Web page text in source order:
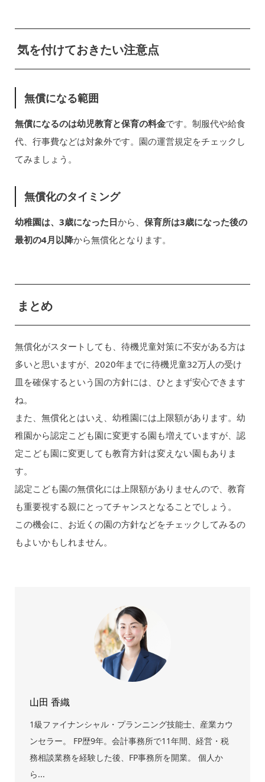
気を付けておきたい注意点
無償になる範囲
無償になるのは幼児教育と保育の料金です。制服代や給食
代、行事費などは対象外です。園の運営規定をチェックし
てみましょう。
無償化のタイミング
幼稚園は、3歳になった日から、 保育所は3歳になった後の
最初の4月以降から無償化となります。
まとめ
無償化がスタートしても、待機児童対策に不安がある方は
多いと思いますが、2020年までに待機児童32万人の受け
皿を確保するという国の方針には、ひとまず安心できます
ね。
また、無償化とはいえ、幼稚園には上限額があります。幼
稚園から認定こども園に変更する園も増えていますが、認
定こども園に変更しても教育方針は変えない園もありま
す。
認定こども園の無償化には上限額がありませんので、教育
も重要視する親にとってチャンスとなることでしょう。
この機会に、お近くの園の方針などをチェックしてみるの
もよいかもしれません。
山田 香織
1級ファイナンシャル・プランニング技能士、産業カウ
ンセラー。 FP歴9年。会計事務所で11年間、経営・税
務相談業務を経験した後、FP事務所を開業。 個人か
ら...